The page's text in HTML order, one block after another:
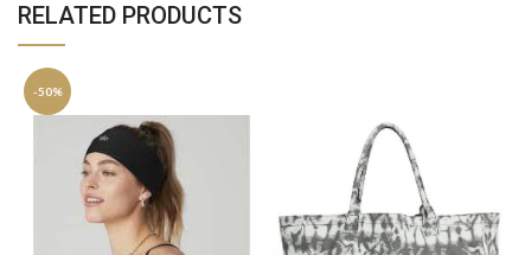
RELATED PRODUCTS
-50%